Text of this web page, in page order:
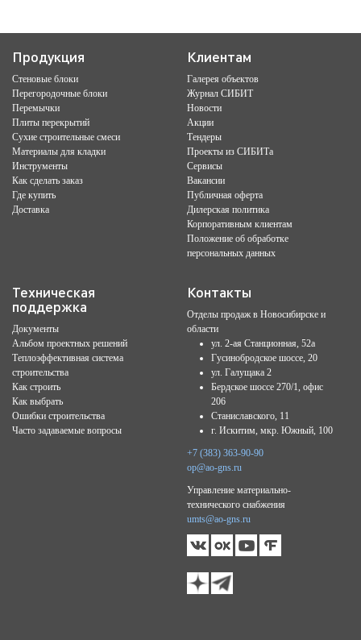
Продукция
Стеновые блоки
Перегородочные блоки
Перемычки
Плиты перекрытий
Сухие строительные смеси
Материалы для кладки
Инструменты
Как сделать заказ
Где купить
Доставка
Клиентам
Галерея объектов
Журнал СИБИТ
Новости
Акции
Тендеры
Проекты из СИБИТа
Сервисы
Вакансии
Публичная оферта
Дилерская политика
Корпоративным клиентам
Положение об обработке
персональных данных
Техническая
поддержка
Документы
Альбом проектных решений
Теплоэффективная система
строительства
Как строить
Как выбрать
Ошибки строительства
Часто задаваемые вопросы
Контакты
Отделы продаж в Новосибирске и
области
ул. 2-ая Станционная, 52а
Гусинобродское шоссе, 20
ул. Галущака 2
Бердское шоссе 270/1, офис
206
Станиславского, 11
г. Искитим, мкр. Южный, 100
+7 (383) 363-90-90
op@ao-gns.ru
Управление материально-
технического снабжения
umts@ao-gns.ru